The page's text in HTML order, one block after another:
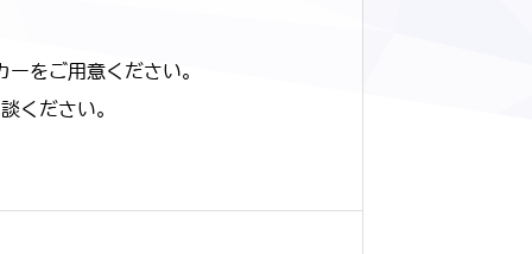
をご用意ください。
ください。